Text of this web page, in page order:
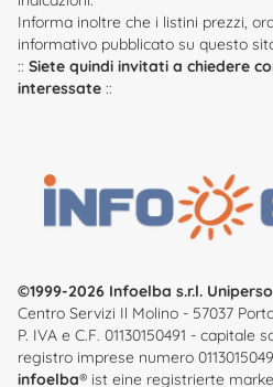
Informa inoltre che i listini prezzi,
informativo pubblicato su questo
:: Siete quindi invitati a chiedere
interessate ::
©1999-2026 Infoelba s.r.l.
Centro Servizi Il Molino - 57037
P. IVA e C.F. 01130150491 - capitale
registro imprese numero
infoelba® ist eine registrierte